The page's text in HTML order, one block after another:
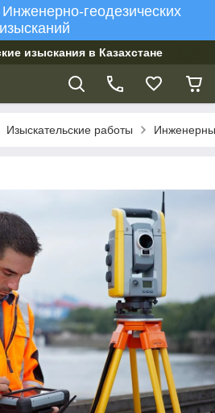
геодезических
изысканий
изыскания в Казахстане
Изыскательские работы